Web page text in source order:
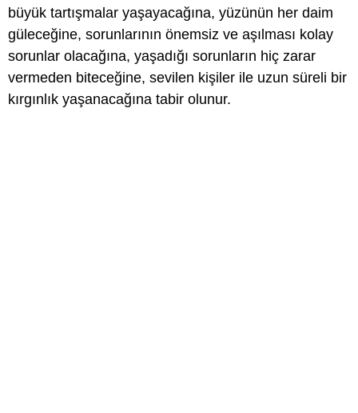
büyük tartışmalar yaşayacağına, yüzünün her daim
güleceğine, sorunlarının önemsiz ve aşılması kolay
sorunlar olacağına, yaşadığı sorunların hiç zarar
vermeden biteceğine, sevilen kişiler ile uzun süreli bir
kırgınlık yaşanacağına tabir olunur.